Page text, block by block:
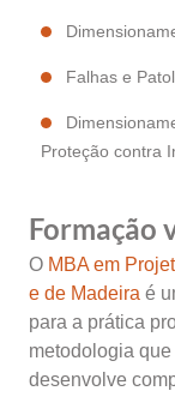
Falhas e
Proteção contra
Formação
O MBA em
e de Madeira é
para a prática
metodologia
desenvolve